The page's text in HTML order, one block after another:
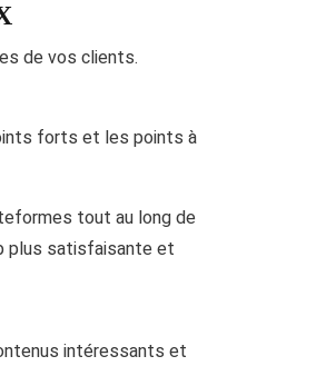
de vos clients.
forts et les points à
tout au long de
plus satisfaisante et
s intéressants et